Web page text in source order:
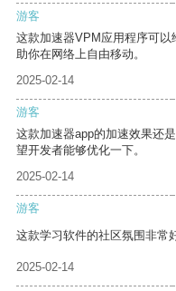
游客
这款加速器VPM应用程序可
助你在网络上自由移动。
2025-02-14
游客
这款加速器app的加速效果还
望开发者能够优化一下。
2025-02-14
游客
这款学习软件的社区氛围非常
2025-02-14